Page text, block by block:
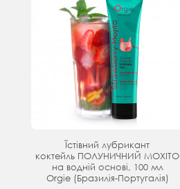
Їстівний лубрикант
коктейль ПОЛУНИЧНИЙ МОХІТО
на водній основі, 100 мл
Orgie (Бразилія-Португалія)